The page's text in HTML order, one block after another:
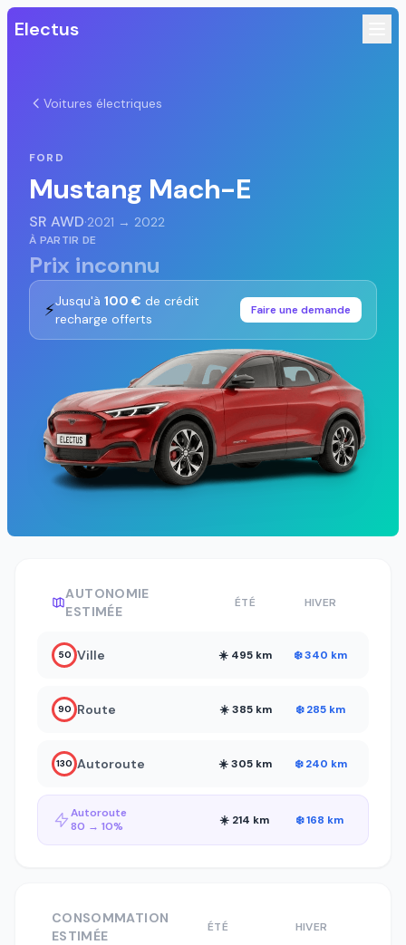
Electus
Voitures électriques
FORD
Mustang Mach-E
SR AWD·2021 → 2022
À PARTIR DE
Prix inconnu
⚡Jusqu'à 100 € de crédit
recharge offerts
Faire une demande
AUTONOMIE
ESTIMÉE
ÉTÉ HIVER
50 Ville ☀️ 495 km ❄️ 340 km
90 Route ☀️ 385 km ❄️ 285 km
130 Autoroute ☀️ 305 km ❄️ 240 km
Autoroute
80 → 10%
☀️ 214 km ❄️ 168 km
CONSOMMATION
ESTIMÉE
ÉTÉ HIVER